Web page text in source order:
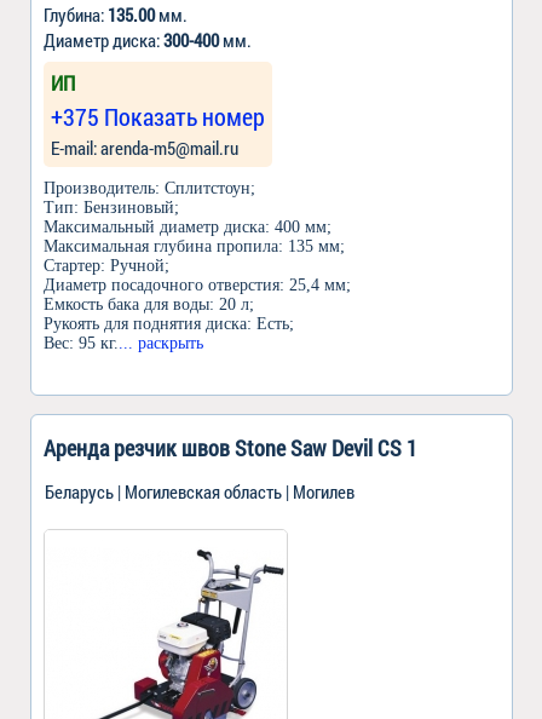
Глубина: 135.00мм.
Диаметр диска:300-400мм.
ИП
+375 Показать номер
Е-mail: arenda-m5@mail.ru
Производитель: Сплитстоун;
Тип: Бензиновый;
Максимальный диаметр диска: 400 мм;
Максимальная глубина пропила: 135 мм;
Стартер: Ручной;
Диаметр посадочного отверстия: 25,4 мм;
Емкость бака для воды: 20 л;
Рукоять для поднятия диска: Есть;
Вес: 95 кг.
... раскрыть
Аренда резчик швов Stone Saw Devil CS 1
Беларусь | Могилевская область | Могилев